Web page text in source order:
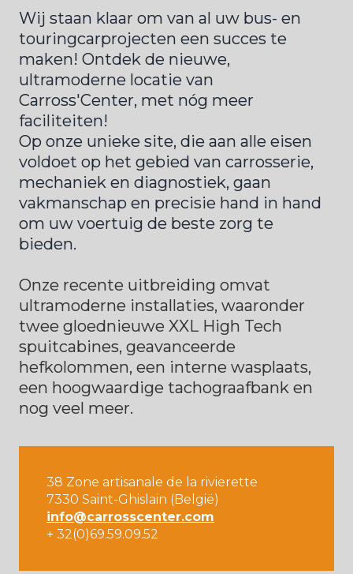
Wij staan klaar om van al uw bus- en
touringcarprojecten een succes te
maken! Ontdek de nieuwe,
ultramoderne locatie van
Carross'Center, met nóg meer
faciliteiten!
Op onze unieke site, die aan alle eisen
voldoet op het gebied van carrosserie,
mechaniek en diagnostiek, gaan
vakmanschap en precisie hand in hand
om uw voertuig de beste zorg te
bieden.
Onze recente uitbreiding omvat
ultramoderne installaties, waaronder
twee gloednieuwe XXL High Tech
spuitcabines, geavanceerde
hefkolommen, een interne wasplaats,
een hoogwaardige tachograafbank en
nog veel meer.
38 Zone artisanale de la rivierette
info@carrosscenter.com
+ 32(0)69.59.09.52